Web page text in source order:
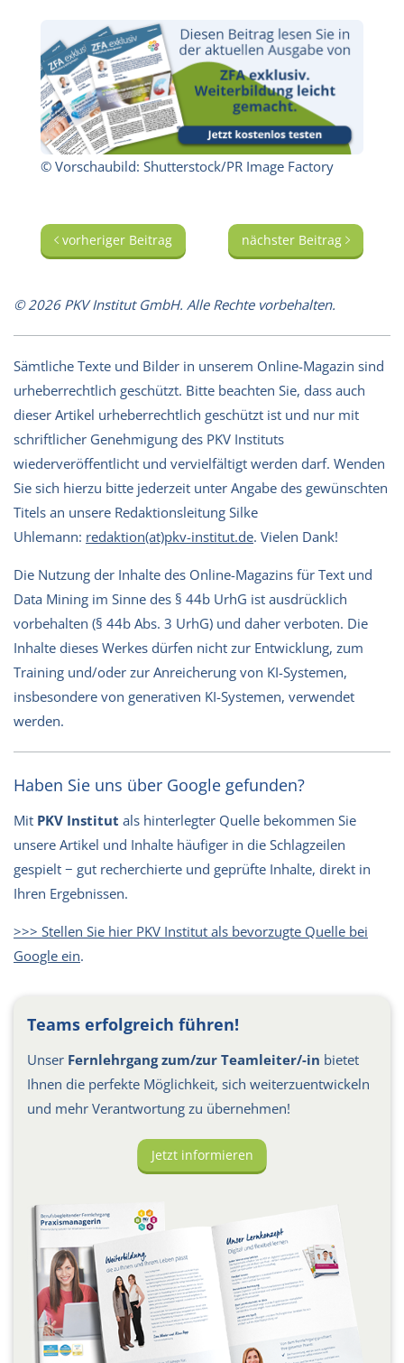
© Vorschaubild: Shutterstock/PR Image Factory
vorheriger Beitrag nächster Beitrag
© 2026 PKV Institut GmbH. Alle Rechte vorbehalten.
Sämtliche Texte und Bilder in unserem Online-Magazin sind
urheberrechtlich geschützt. Bitte beachten Sie, dass auch
dieser Artikel urheberrechtlich geschützt ist und nur mit
schriftlicher Genehmigung des PKV Instituts
wiederveröffentlicht und vervielfältigt werden darf. Wenden
Sie sich hierzu bitte jederzeit unter Angabe des gewünschten
Titels an unsere Redaktionsleitung Silke
Uhlemann: redaktion(at)pkv-institut.de. Vielen Dank!
Die Nutzung der Inhalte des Online-Magazins für Text und
Data Mining im Sinne des § 44b UrhG ist ausdrücklich
vorbehalten (§ 44b Abs. 3 UrhG) und daher verboten. Die
Inhalte dieses Werkes dürfen nicht zur Entwicklung, zum
Training und/oder zur Anreicherung von KI-Systemen,
insbesondere von generativen KI-Systemen, verwendet
werden.
Haben Sie uns über Google gefunden?
Mit PKV Institut als hinterlegter Quelle bekommen Sie
unsere Artikel und Inhalte häufiger in die Schlagzeilen
gespielt − gut recherchierte und geprüfte Inhalte, direkt in
Ihren Ergebnissen.
>>> Stellen Sie hier PKV Institut als bevorzugte Quelle bei
Google ein.
Teams erfolgreich führen!
Unser Fernlehrgang zum/zur Teamleiter/-in bietet
Ihnen die perfekte Möglichkeit, sich weiterzuentwickeln
und mehr Verantwortung zu übernehmen!
Jetzt informieren